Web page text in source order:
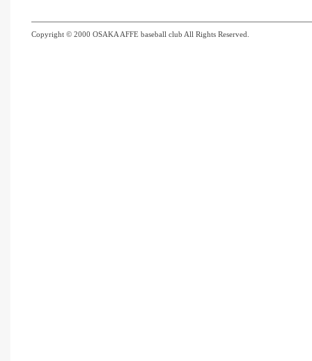
Copyright © 2000 OSAKA AFFE baseball club All Rights Reserved.